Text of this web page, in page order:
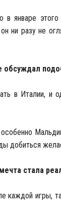
в январе
ни разу не
обсуждал
в Италии, и
добиться
стала
каждой игры,